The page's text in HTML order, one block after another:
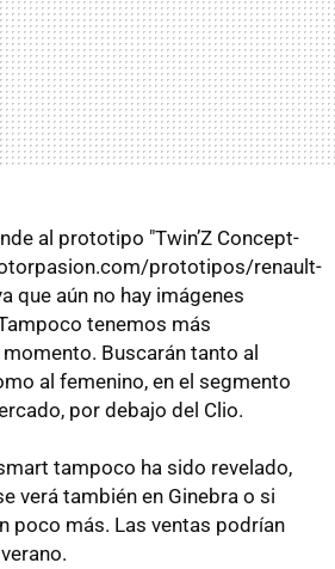
al prototipo "Twin’Z Concept-
prototipos/renault-
que aún no hay imágenes
tenemos más
Buscarán tanto al
al femenino, en el segmento
por debajo del Clio.
tampoco ha sido revelado,
verá también en Ginebra o si
poco más. Las ventas podrían